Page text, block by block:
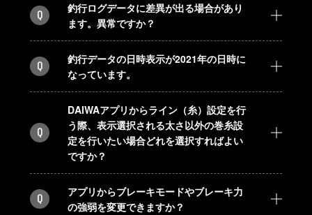
Q
釣行ログデータに差異が出る場合があり
ます。異常ですか？
Q
釣行データの日時表示が2021年の日時に
なっています。
Q
DAIWAアプリからライン（糸）設定を行
う際、表示選択される太さ以外の巻糸設
定を行いたい場合どれを選択すればよい
ですか？
Q
アプリからブレーキモードやブレーキ力
の強弱を変更できますか？